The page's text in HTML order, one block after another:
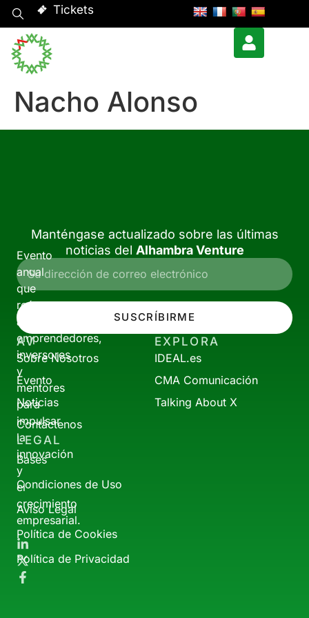
Tickets
Nacho Alonso
Evento
anual
que
reúne
a
emprendedores,
inversores
y
mentores
para
impulsar
la
innovación
y
el
crecimiento
empresarial.
Manténgase actualizado sobre las últimas
noticias del Alhambra Venture
SUSCRÍBIRME
AV
Sobre Nosotros
Evento
Noticias
Contáctenos
EXPLORA
IDEAL.es
CMA Comunicación
Talking About X
LEGAL
Bases
Condiciones de Uso
Aviso Legal
Política de Cookies
Política de Privacidad